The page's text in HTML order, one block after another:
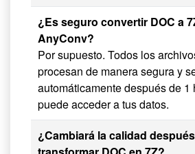
¿Es seguro convertir DOC a
AnyConv?
Por supuesto. Todos los
procesan de manera segura y
automáticamente después de 1
puede acceder a tus datos.
¿Cambiará la calidad